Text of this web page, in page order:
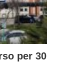
per 30